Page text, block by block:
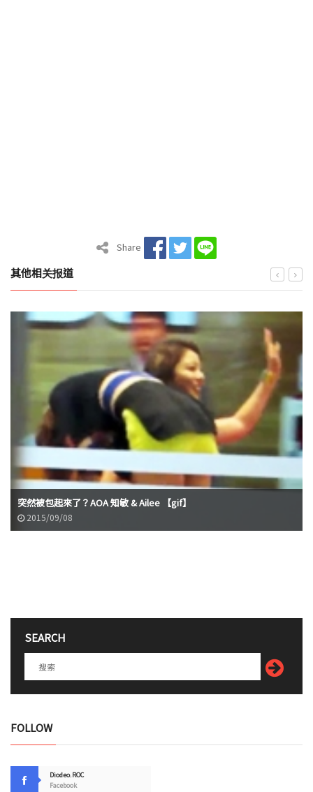
Share
其他相关报道
突然被包起來了？AOA 知敏 & Ailee 【gif】
2015/09/08
SEARCH
FOLLOW
Diodeo.ROC
Facebook